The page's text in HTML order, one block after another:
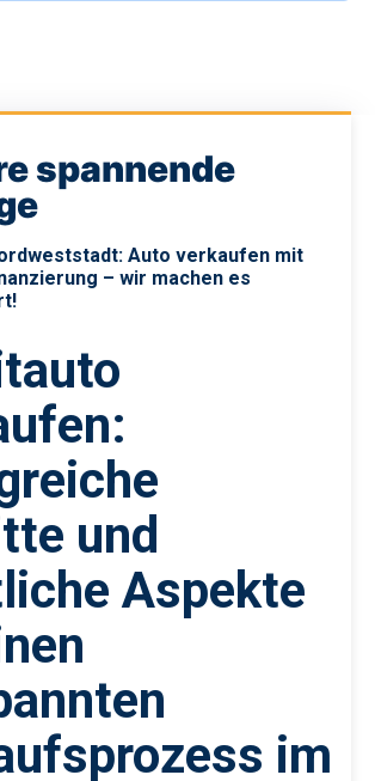
spannende
Auto verkaufen mit
– wir machen es
und
Aspekte
im